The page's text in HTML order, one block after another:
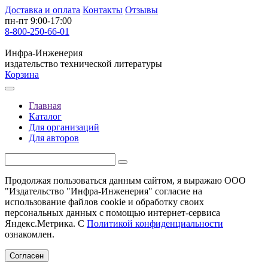
Доставка и оплата Контакты Отзывы
пн-пт 9:00-17:00
8-800-250-66-01
Инфра-Инженерия
издательство технической литературы
Корзина
Главная
Каталог
Для организаций
Для авторов
Продолжая пользоваться данным сайтом, я выражаю ООО
"Издательство "Инфра-Инженерия" согласие на
использование файлов cookie и обработку своих
персональных данных с помощью интернет-сервиса
Яндекс.Метрика. С Политикой конфиденциальности
ознакомлен.
Согласен